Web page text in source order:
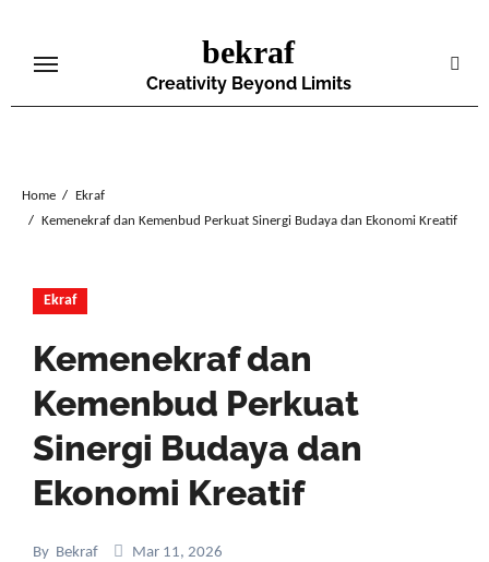
content
bekraf
Creativity Beyond Limits
Home
Ekraf
Kemenekraf dan Kemenbud Perkuat Sinergi Budaya dan Ekonomi Kreatif
Ekraf
Kemenekraf dan
Kemenbud Perkuat
Sinergi Budaya dan
Ekonomi Kreatif
By Bekraf Mar 11, 2026